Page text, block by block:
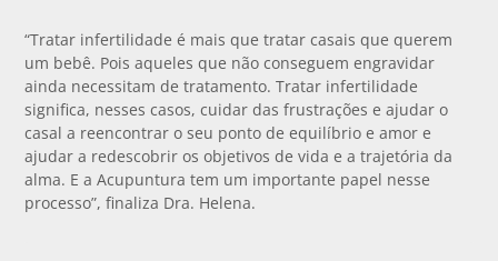
“Tratar infertilidade é mais que tratar casais que querem
um bebê. Pois aqueles que não conseguem engravidar
ainda necessitam de tratamento. Tratar infertilidade
significa, nesses casos, cuidar das frustrações e ajudar o
casal a reencontrar o seu ponto de equilíbrio e amor e
ajudar a redescobrir os objetivos de vida e a trajetória da
alma. E a Acupuntura tem um importante papel nesse
processo”, finaliza Dra. Helena.